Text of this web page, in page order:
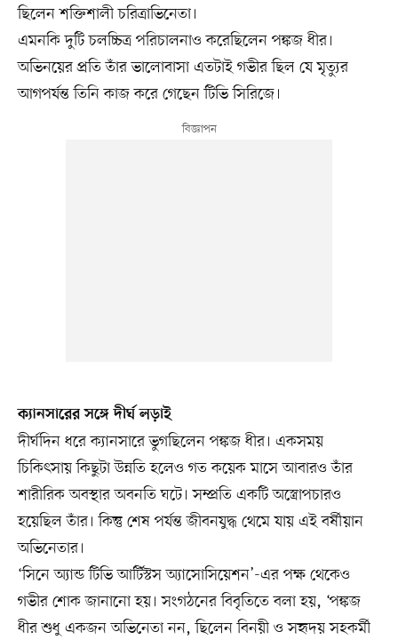
ছিলেন শক্তিশালী চরিত্রাভিনেতা।
এমনকি দুটি চলচ্চিত্র পরিচালনাও করেছিলেন পঙ্কজ ধীর।
অভিনয়ের প্রতি তাঁর ভালোবাসা এতটাই গভীর ছিল যে মৃত্যুর
আগপর্যন্ত তিনি কাজ করে গেছেন টিভি সিরিজে।
ক্যানসারের সঙ্গে দীর্ঘ লড়াই
দীর্ঘদিন ধরে ক্যানসারে ভুগছিলেন পঙ্কজ ধীর। একসময়
চিকিৎসায় কিছুটা উন্নতি হলেও গত কয়েক মাসে আবারও তাঁর
শারীরিক অবস্থার অবনতি ঘটে। সম্প্রতি একটি অস্ত্রোপচারও
হয়েছিল তাঁর। কিন্তু শেষ পর্যন্ত জীবনযুদ্ধ থেমে যায় এই বর্ষীয়ান
অভিনেতার।
‘সিনে অ্যান্ড টিভি আর্টিস্টস অ্যাসোসিয়েশন’-এর পক্ষ থেকেও
গভীর শোক জানানো হয়। সংগঠনের বিবৃতিতে বলা হয়, ‘পঙ্কজ
ধীর শুধু একজন অভিনেতা নন, ছিলেন বিনয়ী ও সহৃদয় সহকর্মী